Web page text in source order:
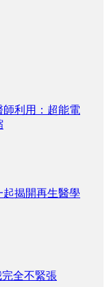
利用：超能電
起揭開再生醫學
全不緊張